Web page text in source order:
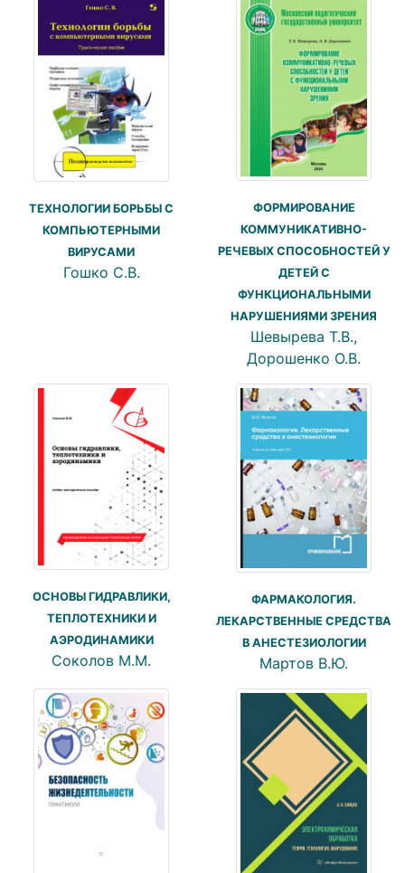
ТЕХНОЛОГИИ БОРЬБЫ С
КОМПЬЮТЕРНЫМИ
ВИРУСАМИ
Гошко С.В.
ФОРМИРОВАНИЕ
КОММУНИКАТИВНО-
РЕЧЕВЫХ СПОСОБНОСТЕЙ У
ДЕТЕЙ С
ФУНКЦИОНАЛЬНЫМИ
НАРУШЕНИЯМИ ЗРЕНИЯ
Шевырева Т.В.,
Дорошенко О.В.
ОСНОВЫ ГИДРАВЛИКИ,
ТЕПЛОТЕХНИКИ И
АЭРОДИНАМИКИ
Соколов М.М.
ФАРМАКОЛОГИЯ.
ЛЕКАРСТВЕННЫЕ СРЕДСТВА
В АНЕСТЕЗИОЛОГИИ
Мартов В.Ю.